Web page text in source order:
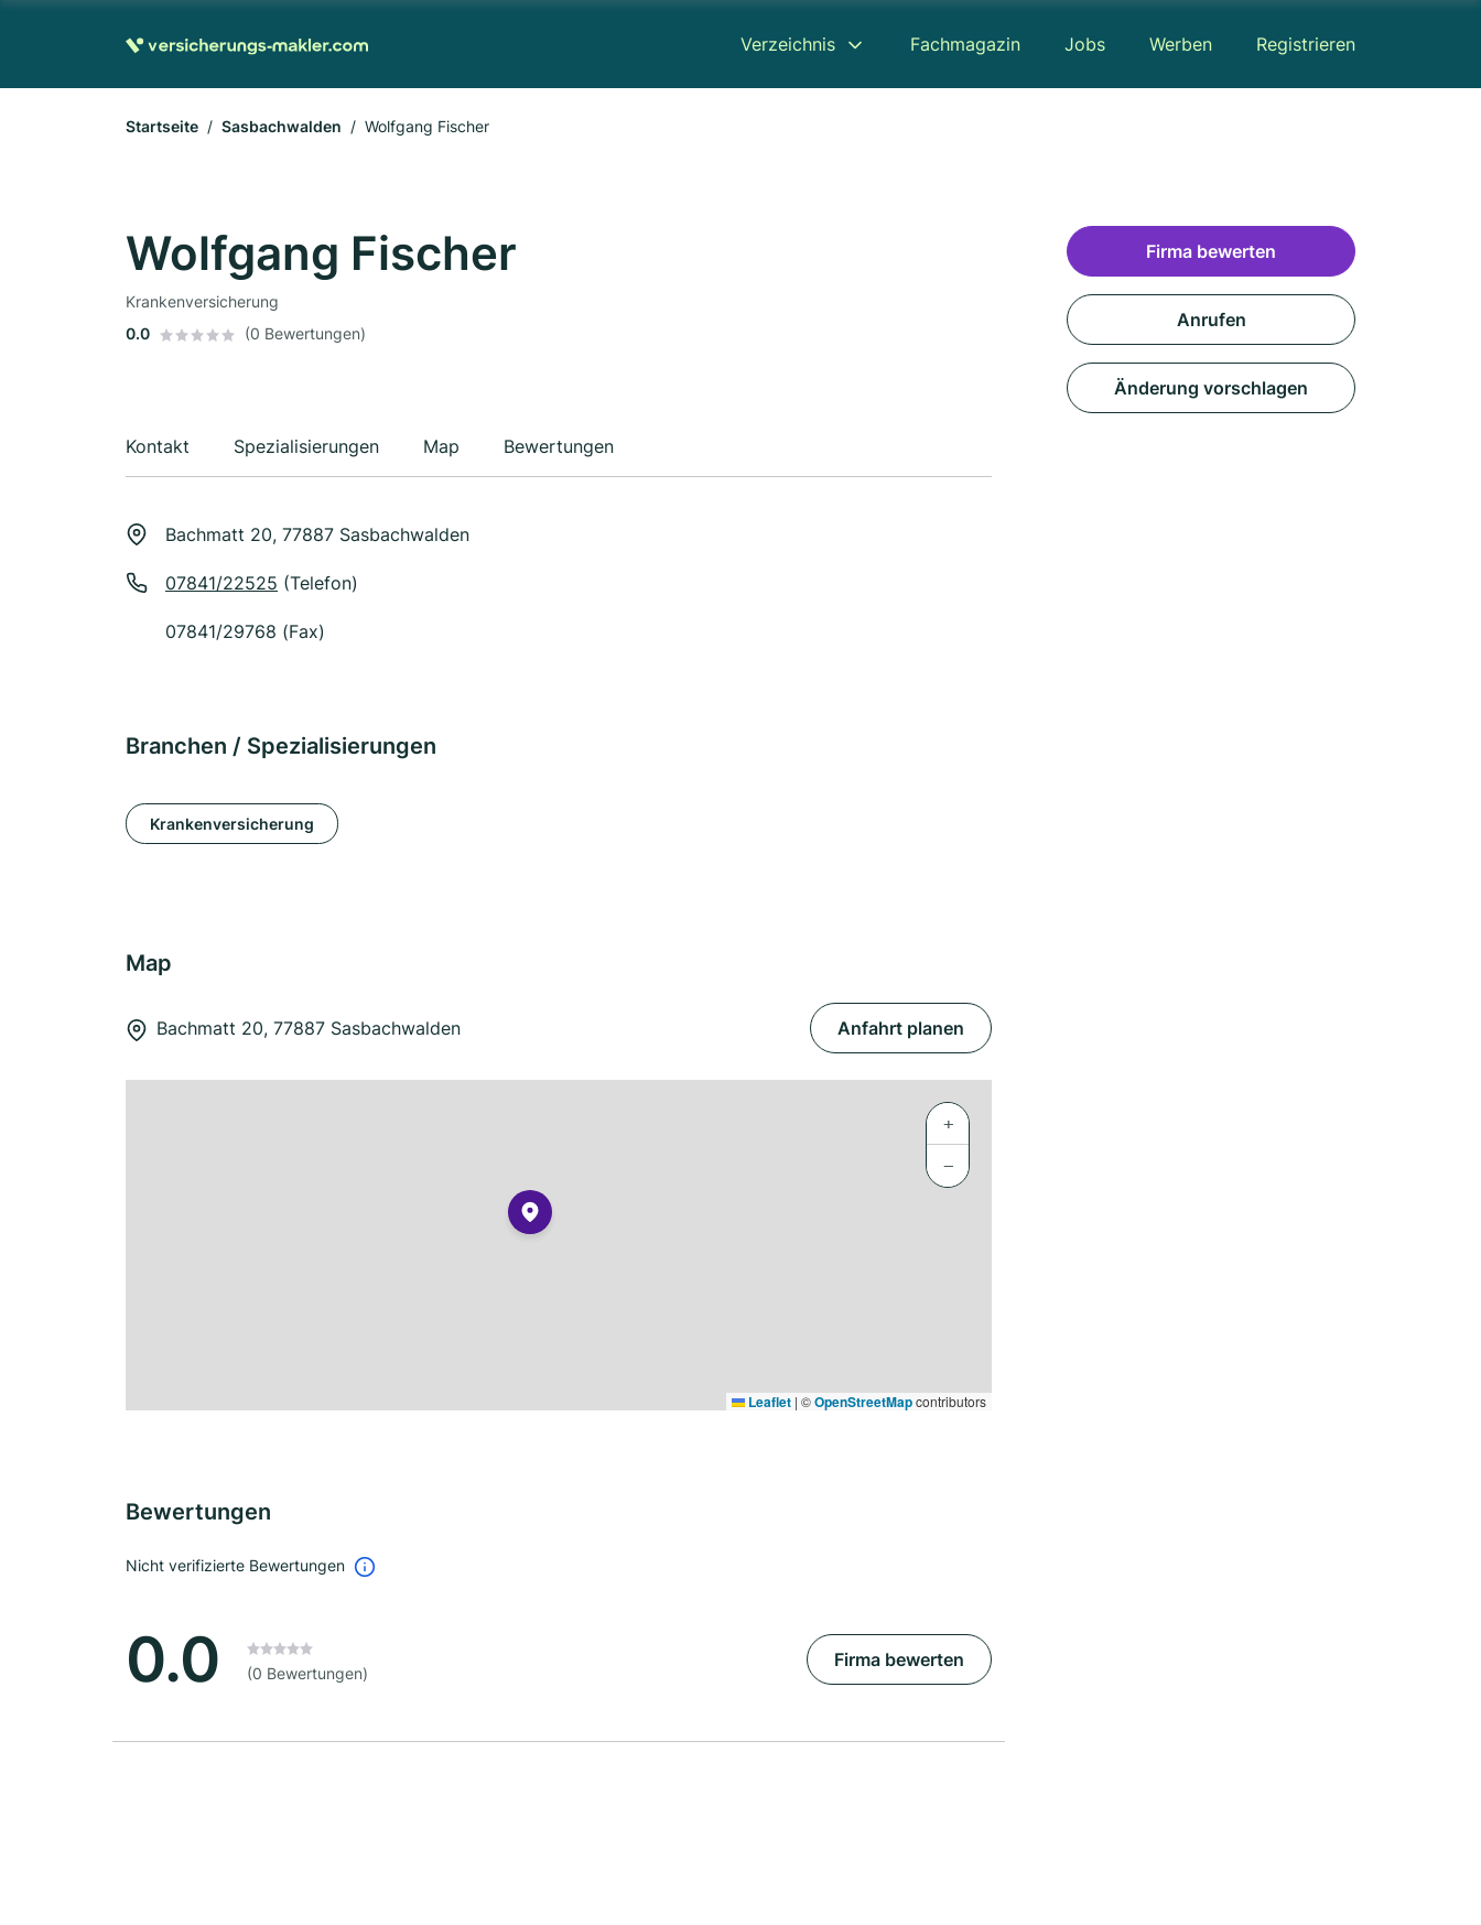
Verzeichnis Fachmagazin Jobs Werben Registrieren
Startseite Sasbachwalden Wolfgang Fischer
Wolfgang Fischer
Krankenversicherung
0.0
(0 Bewertungen)
Kontakt Spezialisierungen Map Bewertungen
Bachmatt 20, 77887 Sasbachwalden
07841/22525 (Telefon)
07841/29768 (Fax)
Branchen / Spezialisierungen
Krankenversicherung
Map
Bachmatt 20, 77887 Sasbachwalden Anfahrt planen
+
−
Leaflet | ©OpenStreetMapcontributors
Bewertungen
Nicht verifizierte Bewertungen
0.0 (0 Bewertungen)
Firma bewerten
Firma bewerten
Anrufen
Änderung vorschlagen